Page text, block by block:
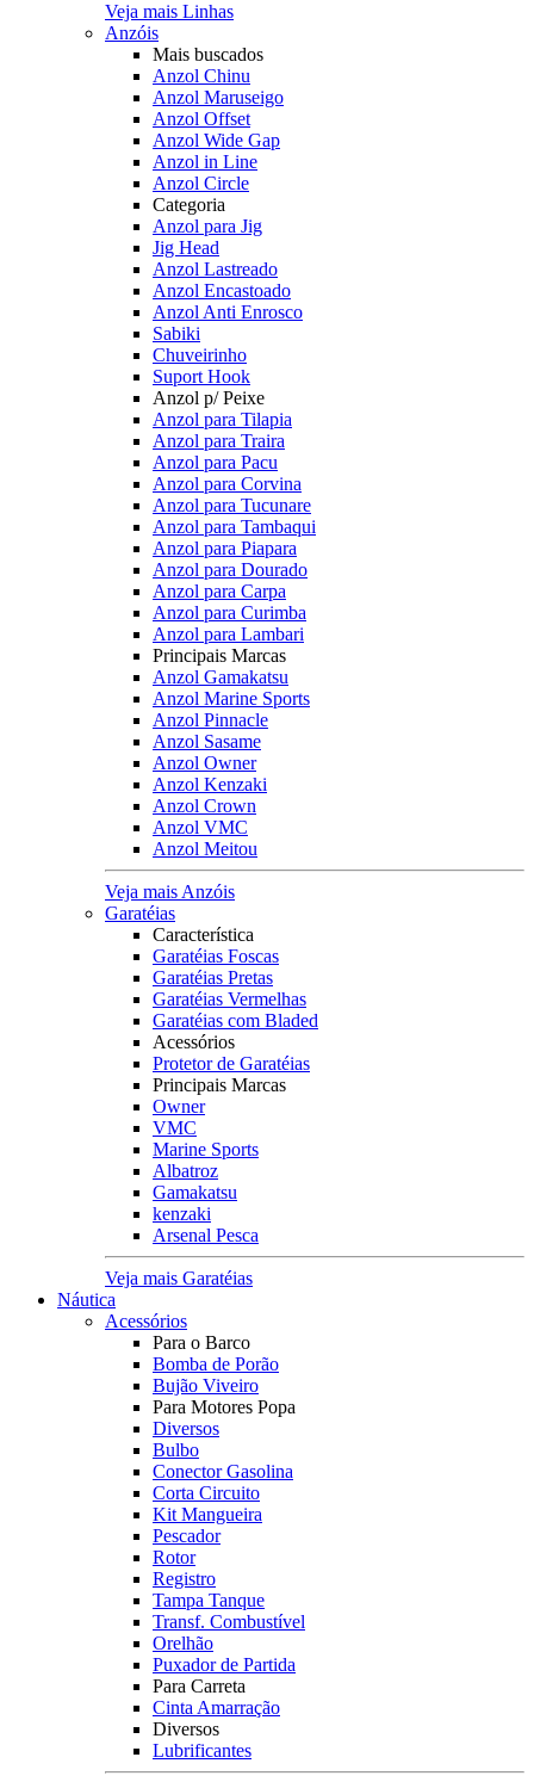
Veja mais Linhas
Anzóis
Mais buscados
Anzol Chinu
Anzol Maruseigo
Anzol Offset
Anzol Wide Gap
Anzol in Line
Anzol Circle
Categoria
Anzol para Jig
Jig Head
Anzol Lastreado
Anzol Encastoado
Anzol Anti Enrosco
Sabiki
Chuveirinho
Suport Hook
Anzol p/ Peixe
Anzol para Tilapia
Anzol para Traira
Anzol para Pacu
Anzol para Corvina
Anzol para Tucunare
Anzol para Tambaqui
Anzol para Piapara
Anzol para Dourado
Anzol para Carpa
Anzol para Curimba
Anzol para Lambari
Principais Marcas
Anzol Gamakatsu
Anzol Marine Sports
Anzol Pinnacle
Anzol Sasame
Anzol Owner
Anzol Kenzaki
Anzol Crown
Anzol VMC
Anzol Meitou
Veja mais Anzóis
Garatéias
Característica
Garatéias Foscas
Garatéias Pretas
Garatéias Vermelhas
Garatéias com Bladed
Acessórios
Protetor de Garatéias
Principais Marcas
Owner
VMC
Marine Sports
Albatroz
Gamakatsu
kenzaki
Arsenal Pesca
Veja mais Garatéias
Náutica
Acessórios
Para o Barco
Bomba de Porão
Bujão Viveiro
Para Motores Popa
Diversos
Bulbo
Conector Gasolina
Corta Circuito
Kit Mangueira
Pescador
Rotor
Registro
Tampa Tanque
Transf. Combustível
Orelhão
Puxador de Partida
Para Carreta
Cinta Amarração
Diversos
Lubrificantes